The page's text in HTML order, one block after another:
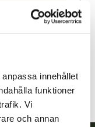
innehållet
funktioner
Vi
och annan